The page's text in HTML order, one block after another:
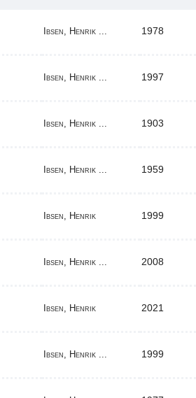
Ibsen, Henrik ... 1978
Ibsen, Henrik ... 1997
Ibsen, Henrik ... 1903
Ibsen, Henrik ... 1959
Ibsen, Henrik 1999
Ibsen, Henrik ... 2008
Ibsen, Henrik 2021
Ibsen, Henrik ... 1999